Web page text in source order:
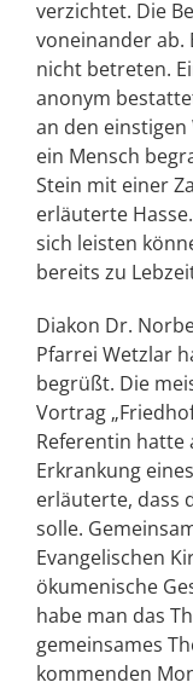
verzichtet. Die
voneinander ab.
nicht betreten.
anonym
an den einstigen
ein Mensch
Stein mit einer
erläuterte
sich leisten
bereits zu
Diakon Dr.
Pfarrei Wetzlar
begrüßt. Die
Vortrag
Referentin hatte
Erkrankung
erläuterte, dass
solle.
Evangelischen
ökumenische
habe man das
gemeinsames
kommenden